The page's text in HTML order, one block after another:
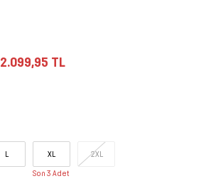
2.099,95 TL
L XL
Son 3 Adet
2XL